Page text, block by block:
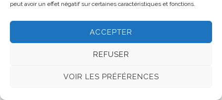
peut avoir un effet négatif sur certaines caractéristiques et fonctions.
ACCEPTER
REFUSER
VOIR LES PRÉFÉRENCES